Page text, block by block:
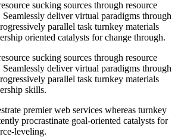
sucking sources through resource
deliver virtual paradigms through
parallel task turnkey materials
oriented catalysts for change through.
sucking sources through resource
deliver virtual paradigms through
parallel task turnkey materials
skills.
premier web services whereas turnkey
procrastinate goal-oriented catalysts for
leveling.